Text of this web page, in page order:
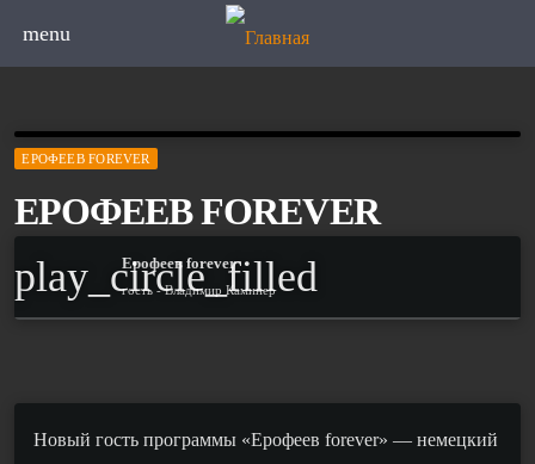
menu
ЕРОФЕЕВ FOREVER
ЕРОФЕЕВ FOREVER
play_circle_filled
Ерофеев forever
гость - Владимир Каминер
Новый гость программы «Ерофеев forever» — немецкий